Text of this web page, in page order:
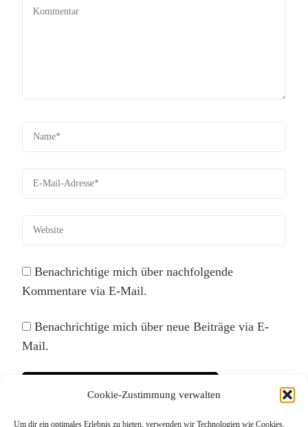
Cookie-Zustimmung verwalten
Um dir ein optimales Erlebnis zu bieten, verwenden wir Technologien wie Cookies,
Benachrichtige mich über nachfolgende
Kommentare via E-Mail.
Benachrichtige mich über neue Beiträge via E-
Mail.